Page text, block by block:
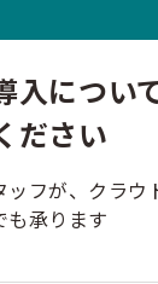
入につい
ださい
ッフが、クラウ
も承ります